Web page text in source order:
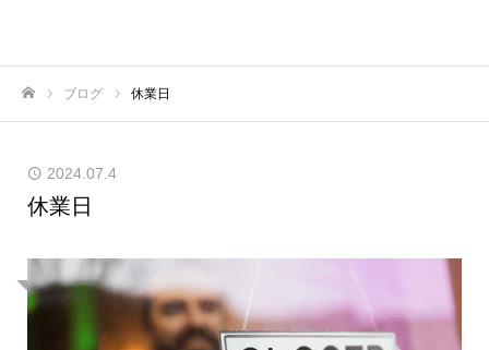
ブログ 休業日
2024.07.4
休業日